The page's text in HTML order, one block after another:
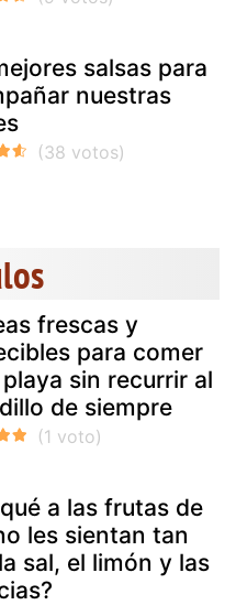
salsas para
nuestras
frescas y
para comer
sin recurrir al
de siempre
a las frutas de
les sientan tan
sal, el limón y las